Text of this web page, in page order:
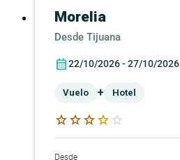
Morelia
Tijuana
22/10/2026 - 27/10/2026
Vuelo + Hotel
starstarstarstar star
Desde